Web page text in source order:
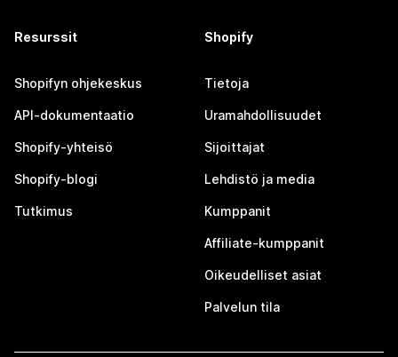
Resurssit
Shopifyn ohjekeskus
API-dokumentaatio
Shopify-yhteisö
Shopify-blogi
Tutkimus
Shopify
Tietoja
Uramahdollisuudet
Sijoittajat
Lehdistö ja media
Kumppanit
Affiliate-kumppanit
Oikeudelliset asiat
Palvelun tila